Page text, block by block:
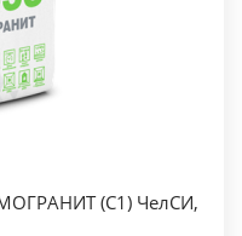
(С1) ЧелСИ,